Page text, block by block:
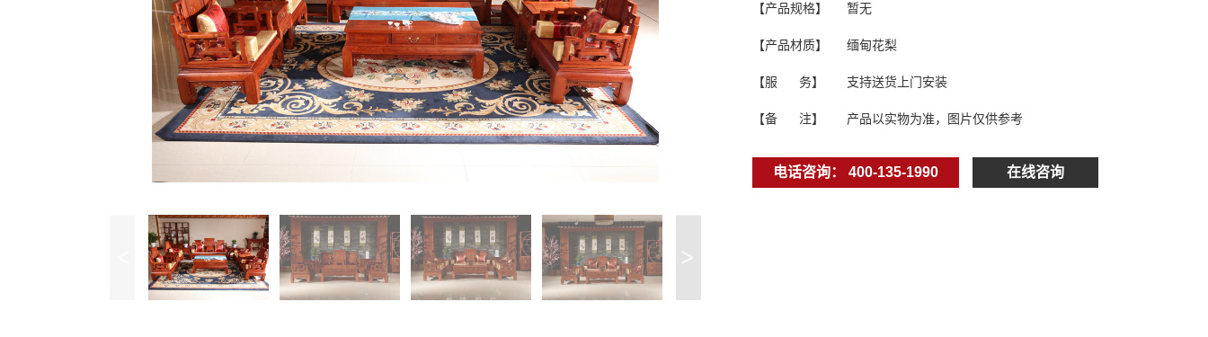
【产品规格】 暂无
【产品材质】 缅甸花梨
【服 务】 支持送货上门安装
【备 注】 产品以实物为准，图片仅供参考
电话咨询： 400-135-1990 在线咨询